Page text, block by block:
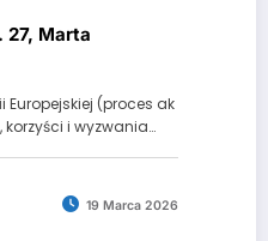
27, Marta
Europejskiej (proces ak
korzyści i wyzwania…
19 Marca 2026